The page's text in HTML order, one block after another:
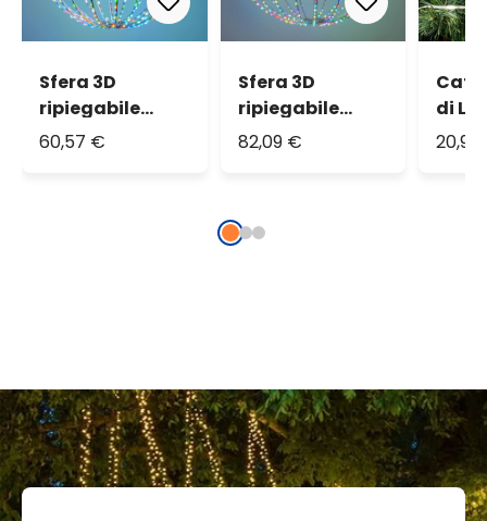
Sfera 3D
ripiegabile
bianca Ø 30 cm,
60,57 €
Sfera 3D
ripiegabile
bianca Ø 40 cm,
82,09 €
di
400